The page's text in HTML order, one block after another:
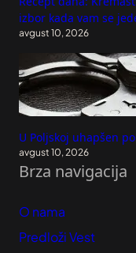
izbor kada vam se
avgust 10, 2026
U Poljskoj uhapšen
avgust 10, 2026
Brza navigacija
O nama
Predloži Vest